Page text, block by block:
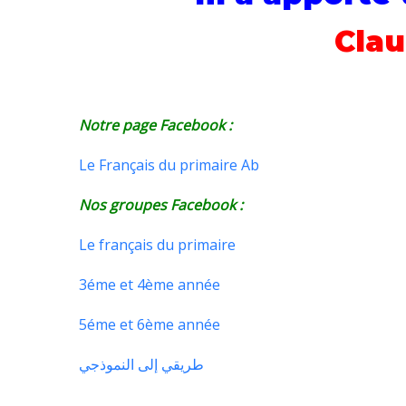
Notre page Facebook :
Le Français du primaire Ab
Nos groupes Facebook :
Le français du primaire
3éme et 4ème année
5éme et 6ème année